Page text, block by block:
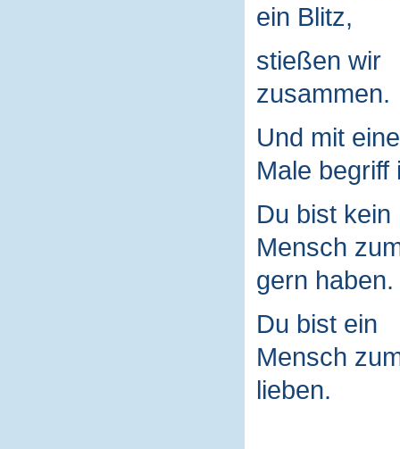
ein Blitz,
stießen wir
zusammen.
Und mit
Male begriff
Du bist kein
Mensch
gern haben.
Du bist ein
Mensch
lieben.